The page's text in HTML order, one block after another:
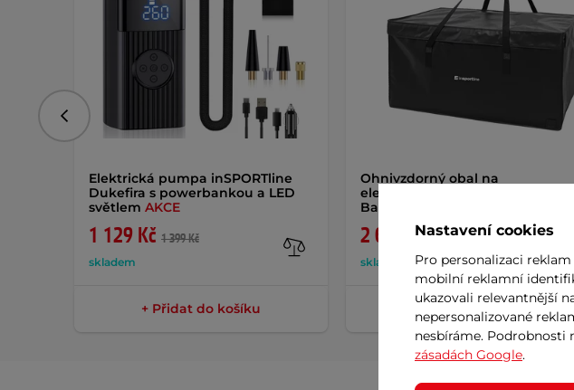
Elektrická pumpa inSPORTline
Dukefira s powerbankou a LED
světlem AKCE
1 129 Kč 1 399 Kč
skladem
+ Přidat do košíku
Ohnivzdorný obal na
elektrokoloběžky inSPORTline
Bascotex 132x70x69 cm
2 649 Kč 3 689 Kč
skladem
+ Přidat do košíku
Předchozí
Nastavení cookies
Pro personalizaci
mobilní reklamní
ukazovali relevantnější
nepersonalizované
nesbíráme. Podrobnosti
zásadách Google.